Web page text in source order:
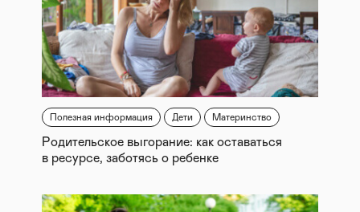
Полезная информация Дети Материнство
Родительское выгорание: как оставаться
в ресурсе, заботясь о ребенке